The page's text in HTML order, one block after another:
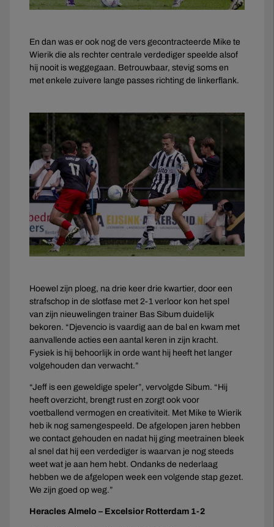
En dan was er ook nog de vers gecontracteerde Mike te
Wierik die als rechter centrale verdediger speelde alsof
hij nooit is weggegaan. Betrouwbaar, stevig soms en
met enkele zuivere lange passes richting de linkerflank.
Hoewel zijn ploeg, na drie keer drie kwartier, door een
strafschop in de slotfase met 2-1 verloor kon het spel
van zijn nieuwelingen trainer Bas Sibum duidelijk
bekoren. “Djevencio is vaardig aan de bal en kwam met
aanvallende acties een aantal keren in zijn kracht.
Fysiek is hij behoorlijk in orde want hij heeft het langer
volgehouden dan verwacht.”
“Jeff is een geweldige speler”, vervolgde Sibum. “Hij
heeft overzicht, brengt rust en zorgt ook voor
voetballend vermogen en creativiteit. Met Mike te Wierik
heb ik nog samengespeeld. De afgelopen jaren hebben
we contact gehouden en nadat hij ging meetrainen bleek
al snel dat hij een verdediger is waarvan je nog steeds
weet wat je aan hem hebt. Ondanks de nederlaag
hebben we de afgelopen week een volgende stap gezet.
We zijn goed op weg.”
Heracles Almelo – Excelsior Rotterdam 1-2